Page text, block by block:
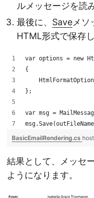
ルメッセージを読
最後に、 Saveメソ
HTML形式で保存し
var options = new
{
};
var msg =
BasicEmailRendering.cs
結果として、メッセ
ようになります。